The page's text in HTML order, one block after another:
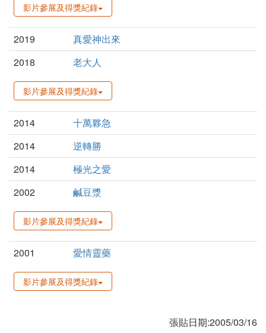
影片參展及得獎紀錄
2019
真愛神出來
2018
老大人
影片參展及得獎紀錄
2014
十萬夥急
2014
逆轉勝
2014
極光之愛
2002
鹹豆漿
影片參展及得獎紀錄
2001 愛情靈藥
影片參展及得獎紀錄
張貼日期:2005/03/16